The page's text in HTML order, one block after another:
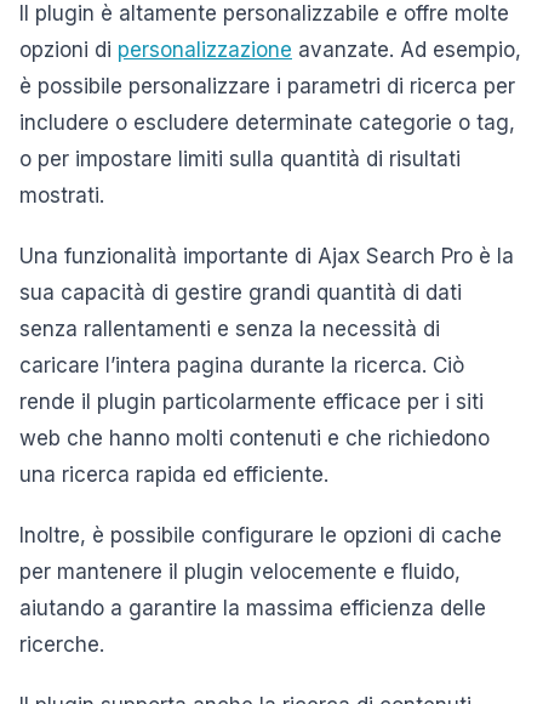
Il plugin è altamente personalizzabile e offre molte
opzioni di personalizzazione avanzate. Ad esempio,
è possibile personalizzare i parametri di ricerca per
includere o escludere determinate categorie o tag,
o per impostare limiti sulla quantità di risultati
mostrati.
Una funzionalità importante di Ajax Search Pro è la
sua capacità di gestire grandi quantità di dati
senza rallentamenti e senza la necessità di
caricare l’intera pagina durante la ricerca. Ciò
rende il plugin particolarmente efficace per i siti
web che hanno molti contenuti e che richiedono
una ricerca rapida ed efficiente.
Inoltre, è possibile configurare le opzioni di cache
per mantenere il plugin velocemente e fluido,
aiutando a garantire la massima efficienza delle
ricerche.